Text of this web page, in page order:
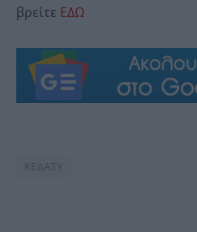
βρείτε ΕΔΩ
ΚΕΔΑΣΥ